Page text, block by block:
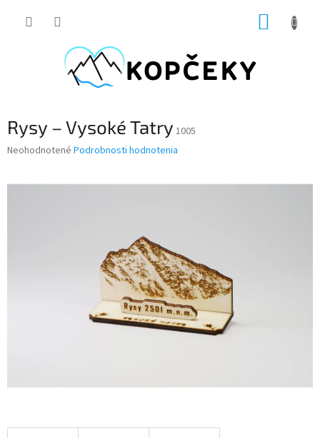
Rysy – Vysoké Tatry 1005
Priemerné
Neohodnotené Podrobnosti hodnotenia